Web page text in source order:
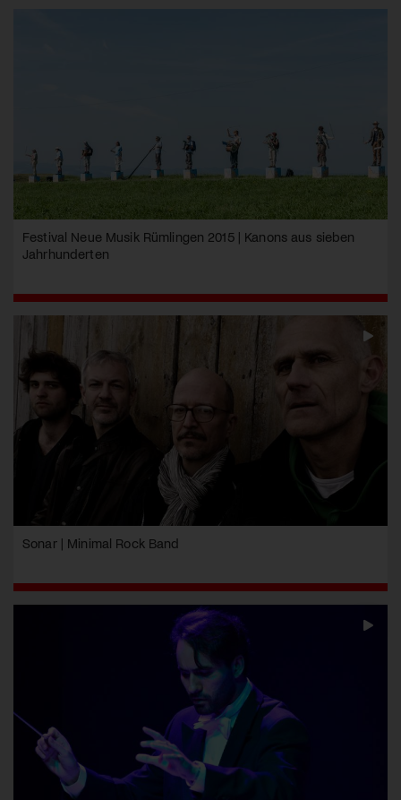
Festival Neue Musik Rümlingen 2015 | Kanons aus sieben
Jahrhunderten
Sonar | Minimal Rock Band